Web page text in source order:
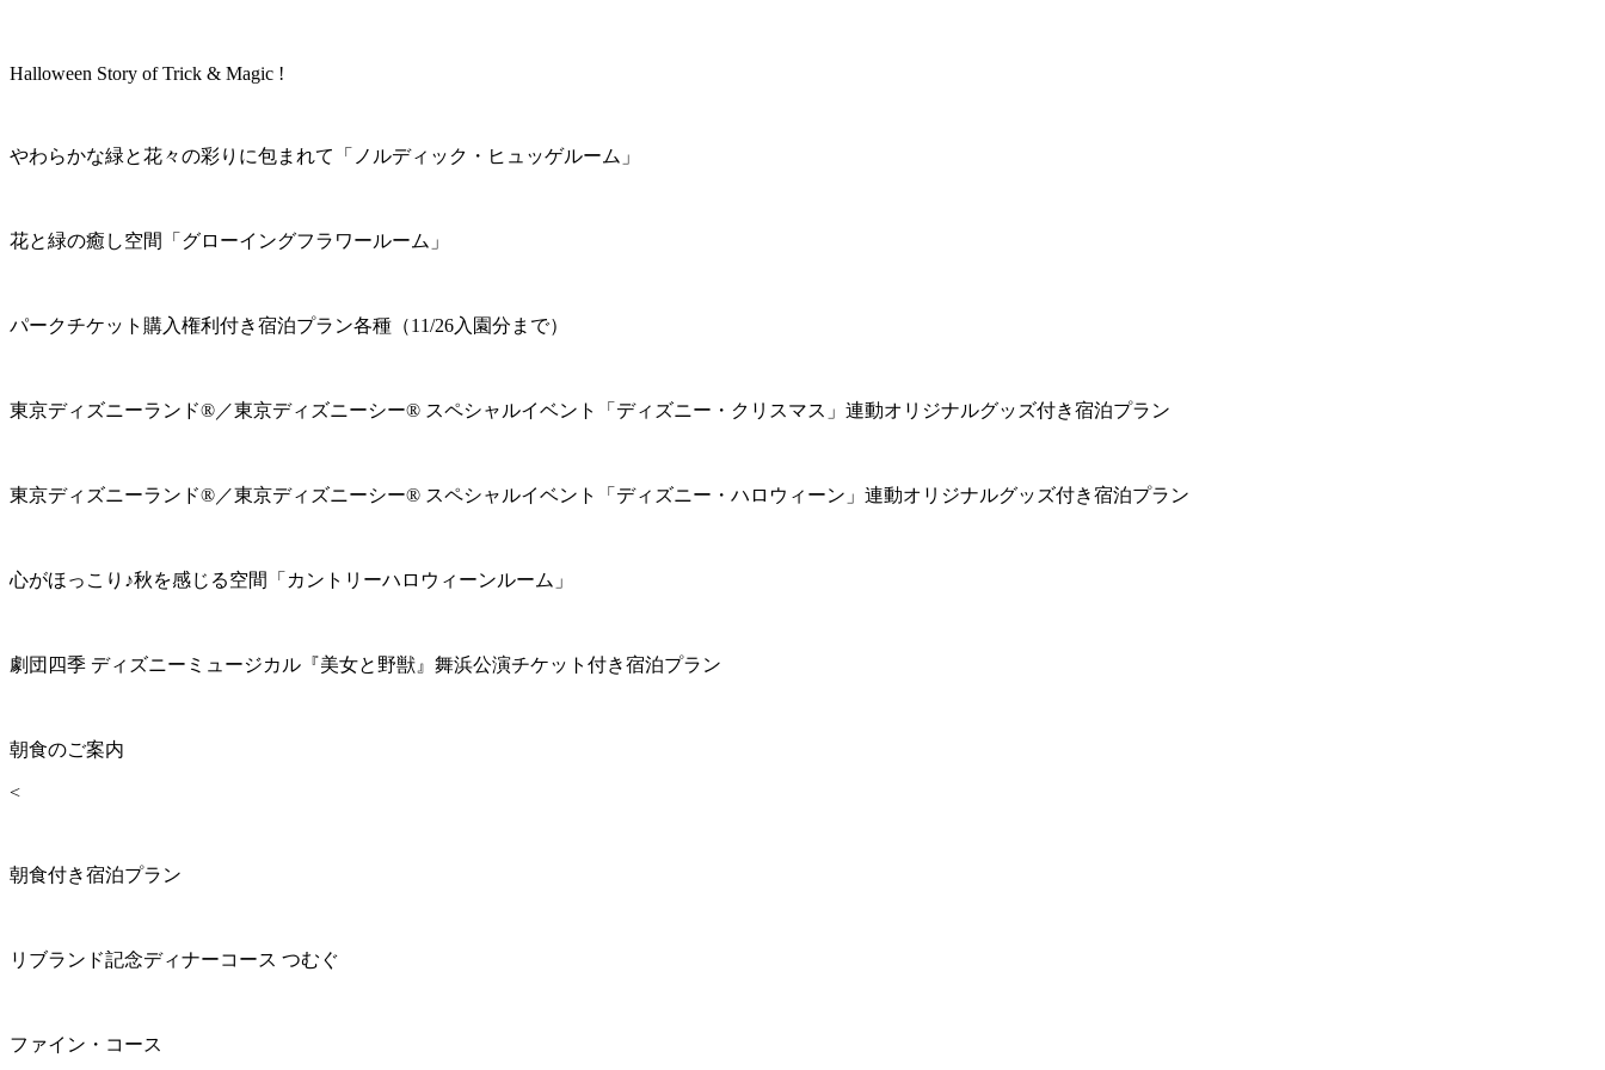
Halloween Story of Trick & Magic !
やわらかな緑と花々の彩りに包まれて「ノルディック・ヒュッゲルーム」
花と緑の癒し空間「グローイングフラワールーム」
パークチケット購入権利付き宿泊プラン各種（11/26入園分まで）
東京ディズニーランド®／東京ディズニーシー® スペシャルイベント「ディズニー・クリスマス」連動オリジナルグッズ付き宿泊プラン
東京ディズニーランド®／東京ディズニーシー® スペシャルイベント「ディズニー・ハロウィーン」連動オリジナルグッズ付き宿泊プラン
心がほっこり♪秋を感じる空間「カントリーハロウィーンルーム」
劇団四季 ディズニーミュージカル『美女と野獣』舞浜公演チケット付き宿泊プラン
朝食のご案内
<
朝食付き宿泊プラン
リブランド記念ディナーコース つむぐ
ファイン・コース